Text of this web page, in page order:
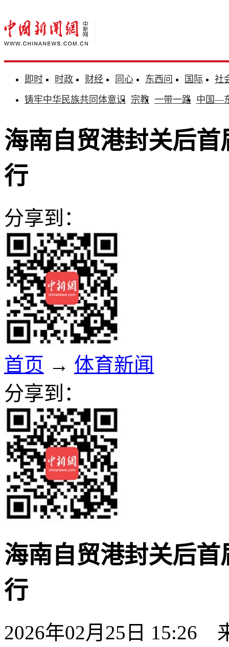
即时 时政 财经 同心 东西问 国际
社
铸牢中华民族共同体意识 宗教 一带一路 中国—
海南自贸港封关后
行
分享到：
首页 → 体育新闻
分享到：
海南自贸港封关后
行
2026年02月25日 15:26